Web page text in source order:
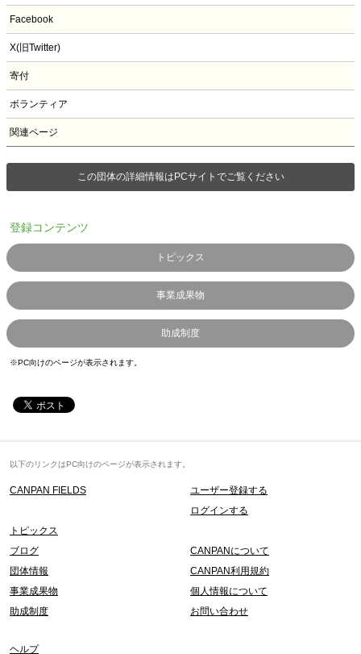
Facebook
X(旧Twitter)
寄付
ボランティア
関連ページ
この団体の詳細情報はPCサイトでご覧ください
登録コンテンツ
トピックス
事業成果物
助成制度
※PC向けのページが表示されます。
以下のリンクはPC向けのページが表示されます。
CANPAN FIELDS
ユーザー登録する
ログインする
トピックス
ブログ
団体情報
事業成果物
助成制度
CANPANについて
CANPAN利用規約
個人情報について
お問い合わせ
ヘルプ